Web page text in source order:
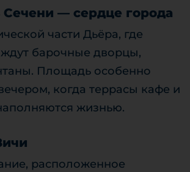
— сердце города
части Дьёра, где
ждут барочные дворцы,
Площадь особенно
когда террасы кафе и
жизнью.
расположенное